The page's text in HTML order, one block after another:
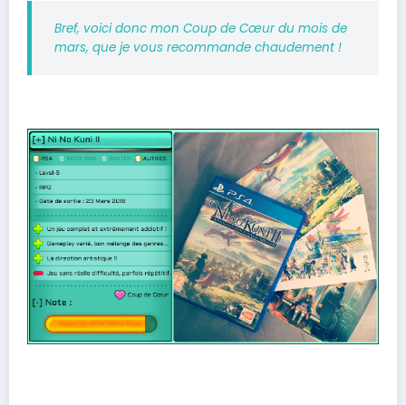
Bref, voici donc mon Coup de Cœur du mois de
mars, que je vous recommande chaudement !